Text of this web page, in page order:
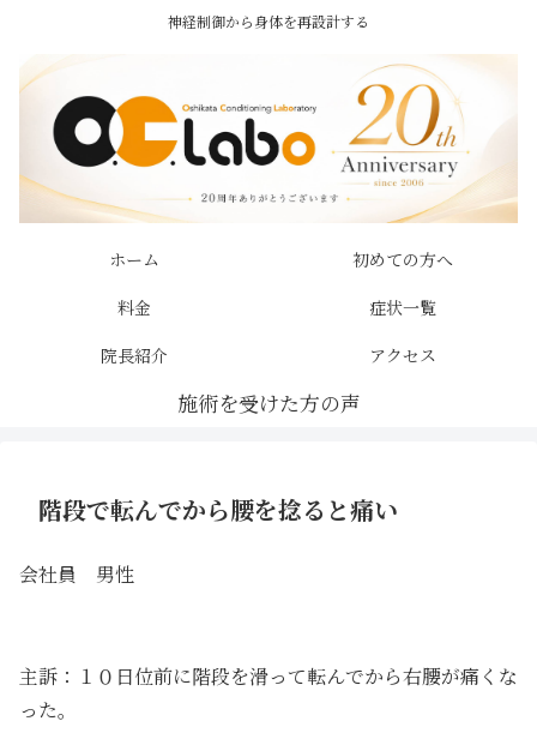
神経制御から身体を再設計する
ホーム
初めての方へ
料金
症状一覧
院長紹介
アクセス
階段で転んでから腰を捻ると痛い
会社員 男性
主訴：１０日位前に階段を滑って転んでから右腰が痛くな
った。